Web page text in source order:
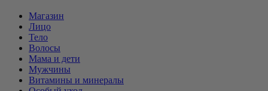
Магазин
Лицо
Тело
Волосы
Мама и дети
Мужчины
Витамины и минералы